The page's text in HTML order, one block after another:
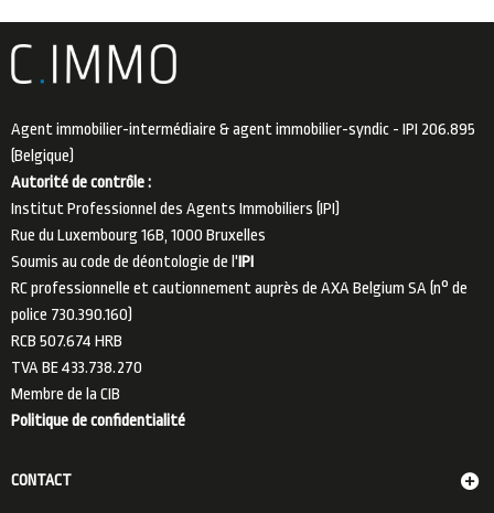
Agent immobilier-intermédiaire & agent immobilier-syndic - IPI 206.895
(Belgique)
Autorité de contrôle :
Institut Professionnel des Agents Immobiliers (IPI)
Rue du Luxembourg 16B, 1000 Bruxelles
Soumis au code de déontologie de l'IPI
RC professionnelle et cautionnement auprès de AXA Belgium SA (n° de
police 730.390.160)
RCB 507.674 HRB
TVA BE 433.738.270
Membre de la CIB
Politique de confidentialité
CONTACT